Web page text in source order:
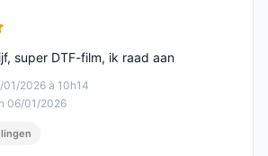
5 van 5
2026 à 10h14
06/01/2026
super DTF-film, ik raad aan